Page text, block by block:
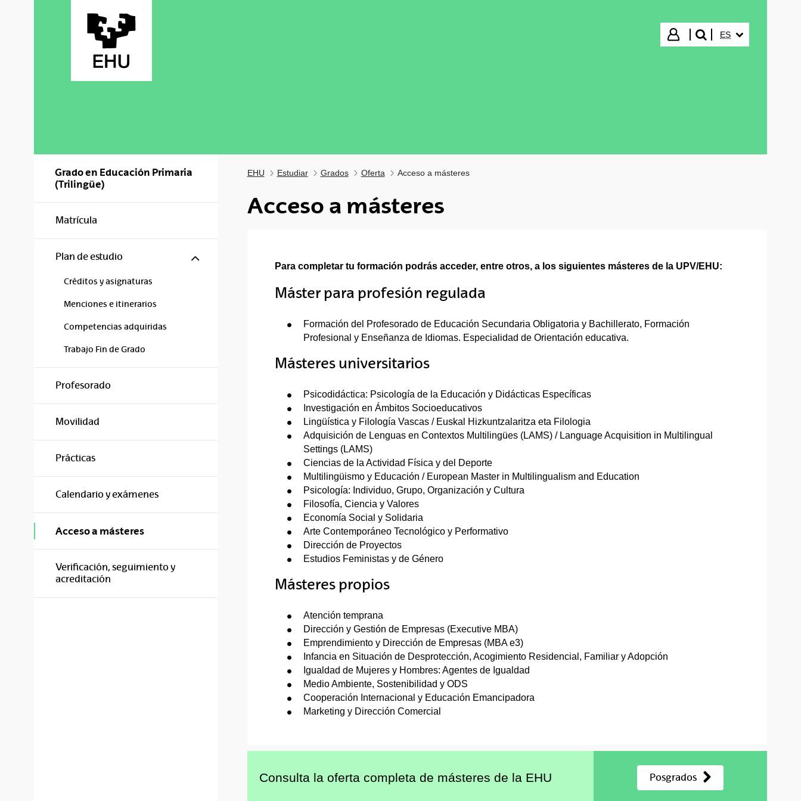
Iniciar sesión
buscar"
ES
Grado en Educación Primaria
(Trilingüe)
Matrícula
Plan de estudio Mostrar/ocultar subpáginas
Créditos y asignaturas
Menciones e itinerarios
Competencias adquiridas
Trabajo Fin de Grado
Profesorado
Movilidad
Prácticas
Calendario y exámenes
Acceso a másteres
Verificación, seguimiento y
acreditación
EHU Estudiar Grados Oferta Acceso a másteres
Acceso a másteres
Para completar tu formación podrás acceder, entre otros, a los siguientes másteres de la UPV/EHU:
Máster para profesión regulada
Formación del Profesorado de Educación Secundaria Obligatoria y Bachillerato, Formación
Profesional y Enseñanza de Idiomas. Especialidad de Orientación educativa.
Másteres universitarios
Psicodidáctica: Psicología de la Educación y Didácticas Específicas
Investigación en Ámbitos Socioeducativos
Lingüística y Filología Vascas / Euskal Hizkuntzalaritza eta Filologia
Adquisición de Lenguas en Contextos Multilingües (LAMS) / Language Acquisition in Multilingual
Settings (LAMS)
Ciencias de la Actividad Física y del Deporte
Multilingüismo y Educación / European Master in Multilingualism and Education
Psicología: Individuo, Grupo, Organización y Cultura
Filosofía, Ciencia y Valores
Economía Social y Solidaria
Arte Contemporáneo Tecnológico y Performativo
Dirección de Proyectos
Estudios Feministas y de Género
Másteres propios
Atención temprana
Dirección y Gestión de Empresas (Executive MBA)
Emprendimiento y Dirección de Empresas (MBA e3)
Infancia en Situación de Desprotección, Acogimiento Residencial, Familiar y Adopción
Igualdad de Mujeres y Hombres: Agentes de Igualdad
Medio Ambiente, Sostenibilidad y ODS
Cooperación Internacional y Educación Emancipadora
Marketing y Dirección Comercial
Consulta la oferta completa de másteres de la EHU Posgrados